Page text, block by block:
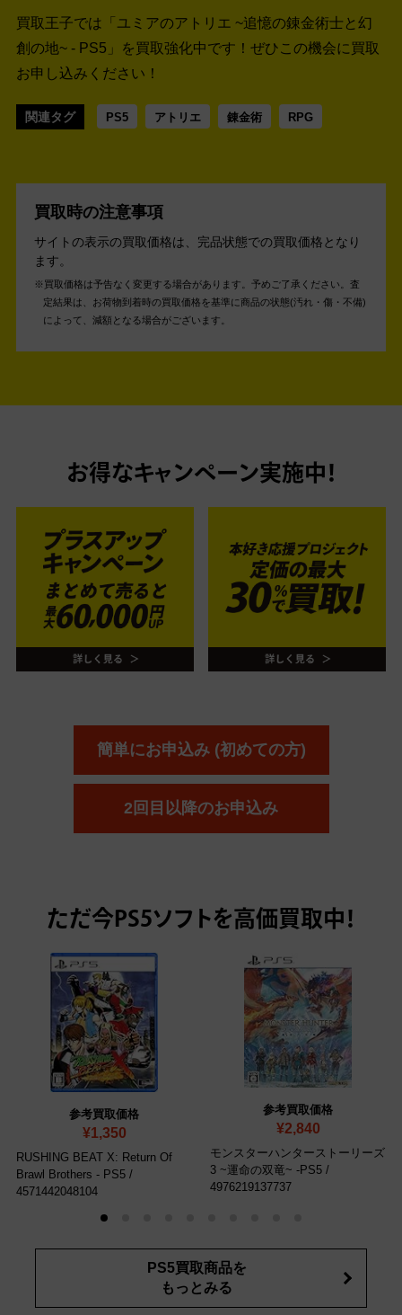
買取王子では「ユミアのアトリエ ~追憶の錬金術士と幻
創の地~ - PS5」を買取強化中です！ ぜひこの機会に買取
お申し込みください！
関連タグ PS5 アトリエ 錬金術 RPG
買取時の注意事項
サイトの表示の買取価格は、完品状態での買取価格となり
ます。
買取価格は予告なく変更する場合があります。予めご了承ください。 査
定結果は、お荷物到着時の買取価格を基準に商品の状態(汚れ・傷・不備)
によって、減額となる場合がございます。
お得なキャンペーン実施中！
簡単にお申込み (初めての方)
2回目以降のお申込み
ただ今 PS5ソフトを高価買取中！
参考買取価格
¥1,350
RUSHING BEAT X: Return Of
Brawl Brothers - PS5 /
4571442048104
参考買取価格
¥2,840
モンスターハンターストーリーズ
3 ~運命の双竜~ -PS5 /
4976219137737
PS5買取商品を
もっとみる